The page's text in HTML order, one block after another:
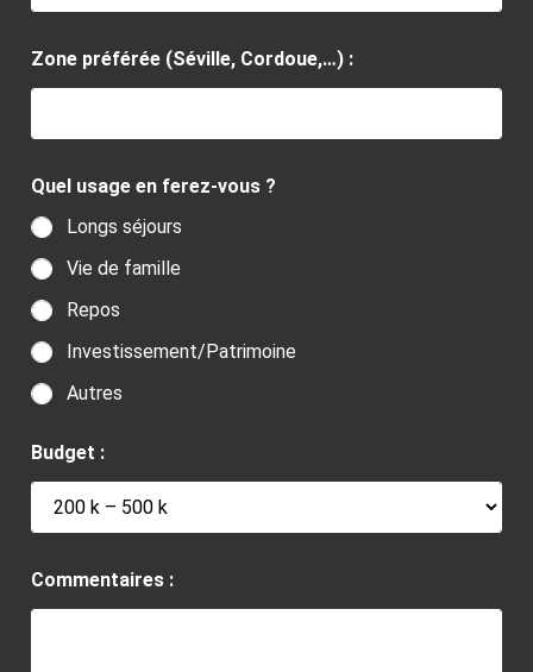
Zone préférée (Séville, Cordoue,…) :
Quel usage en ferez-vous ?
Longs séjours
Vie de famille
Repos
Investissement/Patrimoine
Autres
Budget :
Commentaires :